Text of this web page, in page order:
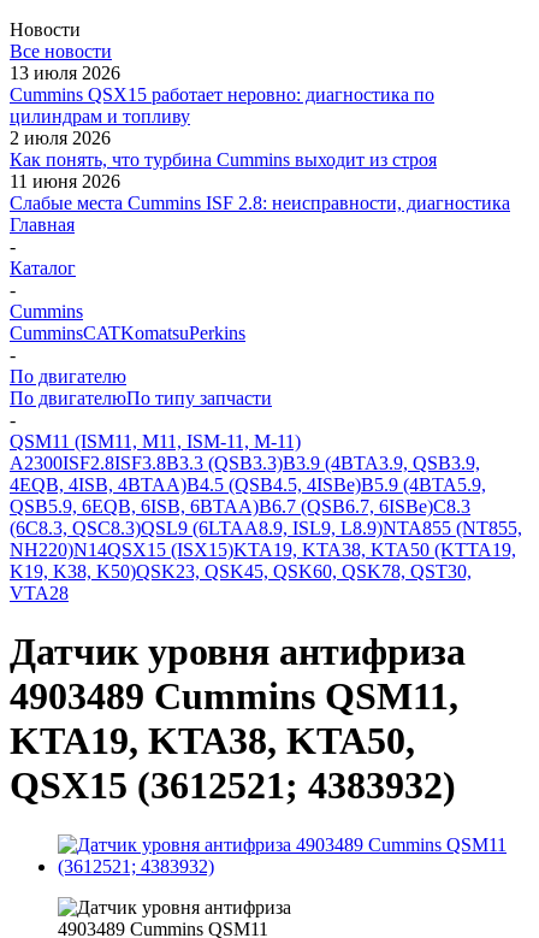
Новости
Все новости
13 июля 2026
Cummins QSX15 работает неровно: диагностика по
цилиндрам и топливу
2 июля 2026
Как понять, что турбина Cummins выходит из строя
11 июня 2026
Слабые места Cummins ISF 2.8: неисправности, диагностика
Главная
-
Каталог
-
Cummins
CumminsCATKomatsuPerkins
-
По двигателю
По двигателюПо типу запчасти
-
QSM11 (ISM11, M11, ISM-11, M-11)
A2300ISF2.8ISF3.8B3.3 (QSB3.3)B3.9 (4BTA3.9, QSB3.9,
4EQB, 4ISB, 4BTAA)B4.5 (QSB4.5, 4ISBe)B5.9 (4BTA5.9,
QSB5.9, 6EQB, 6ISB, 6BTAA)B6.7 (QSB6.7, 6ISBe)C8.3
(6C8.3, QSC8.3)QSL9 (6LTAA8.9, ISL9, L8.9)NTA855 (NT855,
NH220)N14QSX15 (ISX15)KTA19, KTA38, KTA50 (KTTA19,
K19, K38, K50)QSK23, QSK45, QSK60, QSK78, QST30,
VTA28
Датчик уровня антифриза
4903489 Cummins QSM11,
KTA19, KTA38, KTA50,
QSX15 (3612521; 4383932)